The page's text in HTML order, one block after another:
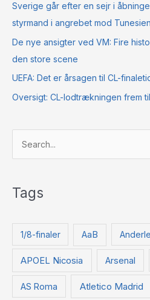
Sverige går efter en sejr i
styrmand i angrebet mod Tunesien
De nye ansigter ved VM: Fire
den store scene
UEFA: Det er årsagen til CL-
Oversigt: CL-lodtrækningen frem
e
e
Tags
1/8-finaler AaB
APOEL Nicosia Arsenal
AS Roma Atletico Madrid